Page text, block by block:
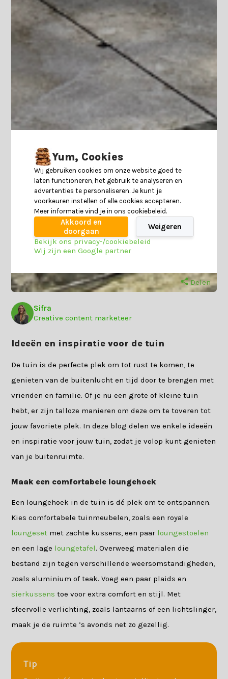
Delen
Sifra
Creative content marketeer
Ideeën en inspiratie voor de tuin
De tuin is de perfecte plek om tot rust te komen, te
genieten van de buitenlucht en tijd door te brengen met
vrienden en familie. Of je nu een grote of kleine tuin
hebt, er zijn talloze manieren om deze om te toveren tot
jouw favoriete plek. In deze blog delen we enkele ideeën
en inspiratie voor jouw tuin, zodat je volop kunt genieten
van je buitenruimte.
Maak een comfortabele loungehoek
Een loungehoek in de tuin is dé plek om te ontspannen.
Kies comfortabele tuinmeubelen, zoals een royale
loungeset met zachte kussens, een paar loungestoelen
en een lage loungetafel. Overweeg materialen die
bestand zijn tegen verschillende weersomstandigheden,
zoals aluminium of teak. Voeg een paar plaids en
sierkussens toe voor extra comfort en stijl. Met
sfeervolle verlichting, zoals lantaarns of een lichtslinger,
maak je de ruimte ’s avonds net zo gezellig.
Tip
Yum, Cookies
Wij gebruiken cookies om onze website goed te
laten functioneren, het gebruik te analyseren en
advertenties te personaliseren. Je kunt je
voorkeuren instellen of alle cookies accepteren.
Meer informatie vind je in ons cookiebeleid.
Akkoord en
doorgaan
Weigeren
Bekijk ons privacy-/cookiebeleid
Wij zijn een Google partner